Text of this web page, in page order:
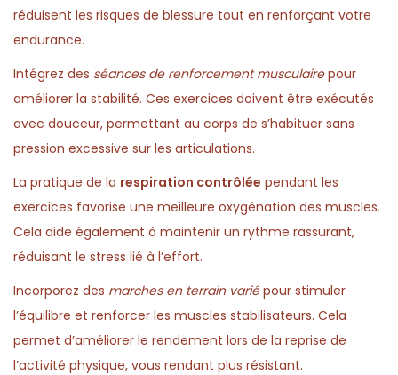
réduisent les risques de blessure tout en renforçant votre
endurance.
Intégrez des séances de renforcement musculairepour
améliorer la stabilité. Ces exercices doivent être exécutés
avec douceur, permettant au corps de s’habituer sans
pression excessive sur les articulations.
La pratique de la respiration contrôlée pendant les
exercices favorise une meilleure oxygénation des muscles.
Cela aide également à maintenir un rythme rassurant,
réduisant le stress lié à l’effort.
Incorporez des marches en terrain variépour stimuler
l’équilibre et renforcer les muscles stabilisateurs. Cela
permet d’améliorer le rendement lors de la reprise de
l’activité physique, vous rendant plus résistant.